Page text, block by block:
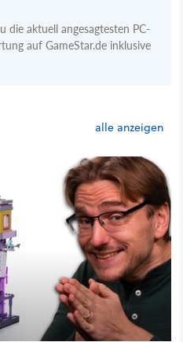
die aktuell angesagtesten PC-
auf GameStar.de inklusive
alle anzeigen